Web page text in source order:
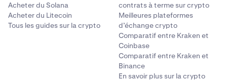
Acheter du Solana
Acheter du Litecoin
Tous les guides sur la crypto
contrats à terme sur crypto
Meilleures plateformes
d’échange crypto
Comparatif entre Kraken et
Coinbase
Comparatif entre Kraken et
Binance
En savoir plus sur la crypto